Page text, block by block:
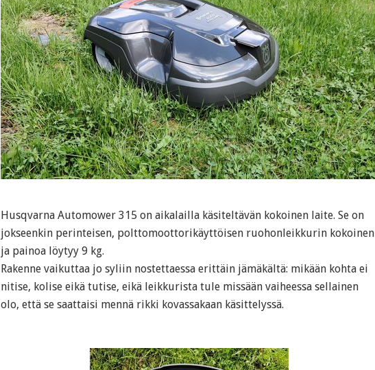
Husqvarna Automower 315 on aikalailla käsiteltävän kokoinen laite. Se on
jokseenkin perinteisen, polttomoottorikäyttöisen ruohonleikkurin kokoinen
ja painoa löytyy 9 kg.
Rakenne vaikuttaa jo syliin nostettaessa erittäin jämäkältä: mikään kohta ei
nitise, kolise eikä tutise, eikä leikkurista tule missään vaiheessa sellainen
olo, että se saattaisi mennä rikki kovassakaan käsittelyssä.